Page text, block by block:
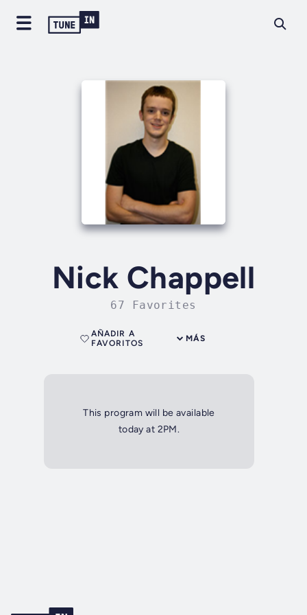
Nick Chappell
67 Favorites
MÁS
AÑADIR A
FAVORITOS
This program will be available
today at 2PM.